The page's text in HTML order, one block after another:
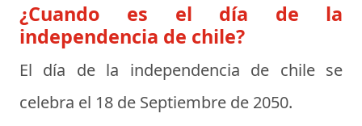
¿Cuando es el día de la
independencia de chile?
El día de la independencia de chile se
celebra el 18 de Septiembre de 2050.